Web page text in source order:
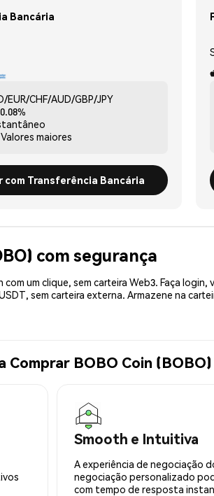
Bancária
EUR/CHF/AUD/GBP/JPY
0.08%
Valores maiores
com Transferência Bancária
com segurança
um clique, sem carteira Web3. Faça login,
sem carteira externa. Armazene na
Comprar BOBO Coin (BOBO)
Smooth e Intuitiva
A experiência de negociação
negociação personalizado
com tempo de resposta